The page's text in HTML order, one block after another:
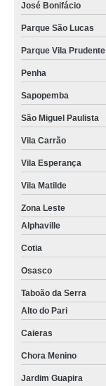
José Bonifácio
Parque São Lucas
Parque Vila Prudente
Penha
Sapopemba
São Miguel Paulista
Vila Carrão
Vila Esperança
Vila Matilde
Zona Leste
Alphaville
Cotia
Osasco
Taboão da Serra
Alto do Pari
Caieras
Chora Menino
Jardim Guapira